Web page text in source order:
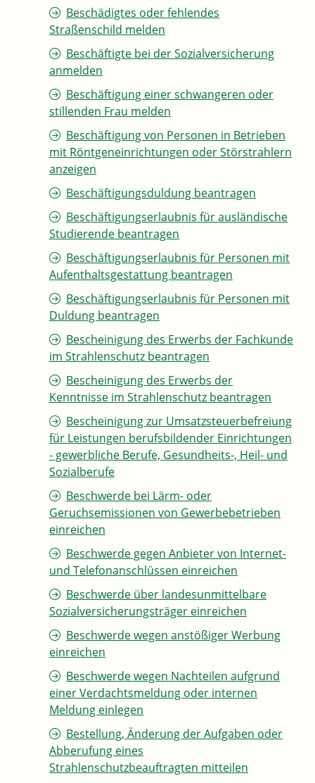
Beschädigtes oder fehlendes
Straßenschild melden
Beschäftigte bei der Sozialversicherung
anmelden
Beschäftigung einer schwangeren oder
stillenden Frau melden
Beschäftigung von Personen in Betrieben
mit Röntgeneinrichtungen oder Störstrahlern
anzeigen
Beschäftigungsduldung beantragen
Beschäftigungserlaubnis für ausländische
Studierende beantragen
Beschäftigungserlaubnis für Personen mit
Aufenthaltsgestattung beantragen
Beschäftigungserlaubnis für Personen mit
Duldung beantragen
Bescheinigung des Erwerbs der Fachkunde
im Strahlenschutz beantragen
Bescheinigung des Erwerbs der
Kenntnisse im Strahlenschutz beantragen
Bescheinigung zur Umsatzsteuerbefreiung
für Leistungen berufsbildender Einrichtungen
- gewerbliche Berufe, Gesundheits-, Heil- und
Sozialberufe
Beschwerde bei Lärm- oder
Geruchsemissionen von Gewerbebetrieben
einreichen
Beschwerde gegen Anbieter von Internet-
und Telefonanschlüssen einreichen
Beschwerde über landesunmittelbare
Sozialversicherungsträger einreichen
Beschwerde wegen anstößiger Werbung
einreichen
Beschwerde wegen Nachteilen aufgrund
einer Verdachtsmeldung oder internen
Meldung einlegen
Bestellung, Änderung der Aufgaben oder
Abberufung eines
Strahlenschutzbeauftragten mitteilen